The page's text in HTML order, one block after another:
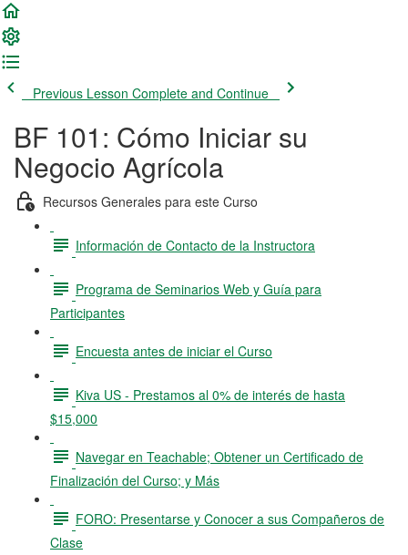
Previous Lesson Complete and Continue
BF 101: Cómo Iniciar su
Negocio Agrícola
Recursos Generales para este Curso
Información de Contacto de la Instructora
Programa de Seminarios Web y Guía para
Participantes
Encuesta antes de iniciar el Curso
Kiva US - Prestamos al 0% de interés de hasta
$15,000
Navegar en Teachable; Obtener un Certificado de
Finalización del Curso; y Más
FORO: Presentarse y Conocer a sus Compañeros de
Clase